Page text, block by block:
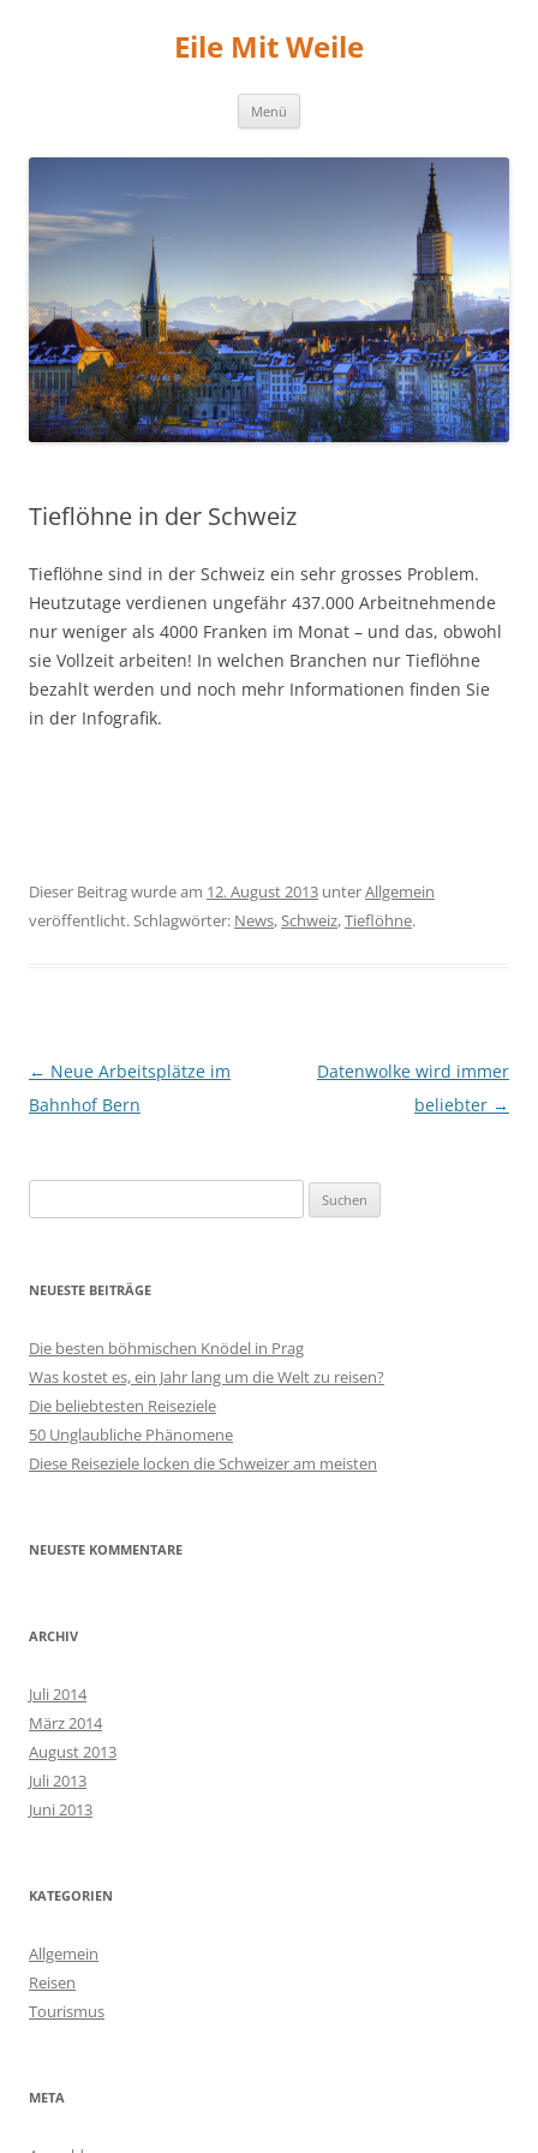
Eile Mit Weile
Menü
Tieflöhne in der Schweiz
Tieflöhne sind in der Schweiz ein sehr grosses Problem.
Heutzutage verdienen ungefähr 437.000 Arbeitnehmende
nur weniger als 4000 Franken im Monat – und das, obwohl
sie Vollzeit arbeiten! In welchen Branchen nur Tieflöhne
bezahlt werden und noch mehr Informationen finden Sie
in der Infografik.
Dieser Beitrag wurde am 12. August 2013 unterAllgemein
veröffentlicht. Schlagwörter: News,Schweiz,Tieflöhne.
Beitragsnavigation
← Neue Arbeitsplätze im
Bahnhof Bern
Datenwolke wird immer
beliebter →
nach:
NEUESTE BEITRÄGE
Die besten böhmischen Knödel in Prag
Was kostet es, ein Jahr lang um die Welt zu reisen?
Die beliebtesten Reiseziele
50 Unglaubliche Phänomene
Diese Reiseziele locken die Schweizer am meisten
NEUESTE KOMMENTARE
ARCHIV
Juli 2014
März 2014
August 2013
Juli 2013
Juni 2013
KATEGORIEN
Allgemein
Reisen
Tourismus
META